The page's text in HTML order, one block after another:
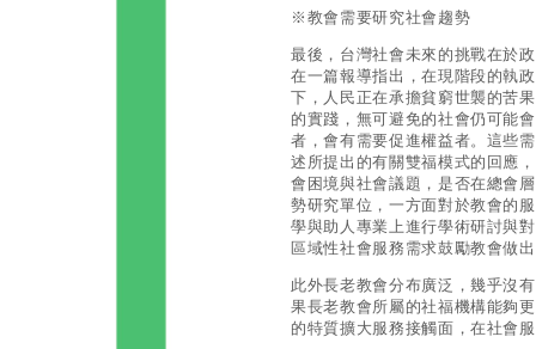
※教會需要研究社會趨勢
最後，台灣社會未來的挑戰在於
在一篇報導指出，在現階段的執
下，人民正在承擔貧窮世襲的苦
的實踐，無可避免的社會仍可能
者，會有需要促進權益者。這些
述所提出的有關雙福模式的回應
會困境與社會議題，是否在總會
勢研究單位，一方面對於教會的
學與助人專業上進行學術研討與
區域性社會服務需求鼓勵教會做
此外長老教會分布廣泛，幾乎沒
果長老教會所屬的社福機構能夠
的特質擴大服務接觸面，在社會